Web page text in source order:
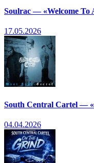
Soulrac — «Welcome To
17.05.2026
South Central Cartel —
04.04.2026